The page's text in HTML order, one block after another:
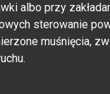
albo przy
sterowanie
muśnięcia,